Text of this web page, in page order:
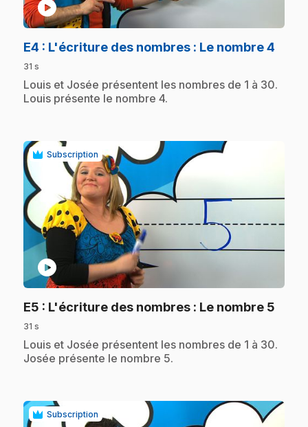
play_circle
E4 : L'écriture des nombres : Le nombre 4
31 s
.Louis et Josée présentent les nombres de 1 à 30.
Louis présente le nombre 4.
Subscription
play_circle
E5 : L'écriture des nombres : Le nombre 5
31 s
.Louis et Josée présentent les nombres de 1 à 30.
Josée présente le nombre 5.
Subscription